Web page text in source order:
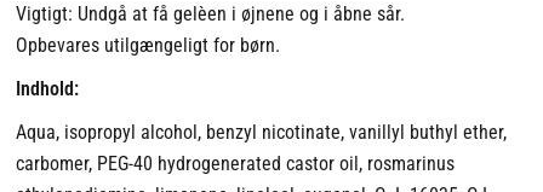
Vigtigt: Undgå at få gelèen i øjnene og i åbne sår.
Opbevares utilgængeligt for børn.
Indhold:
Aqua, isopropyl alcohol, benzyl nicotinate, vanillyl buthyl ether,
carbomer, PEG-40 hydrogenerated castor oil, rosmarinus